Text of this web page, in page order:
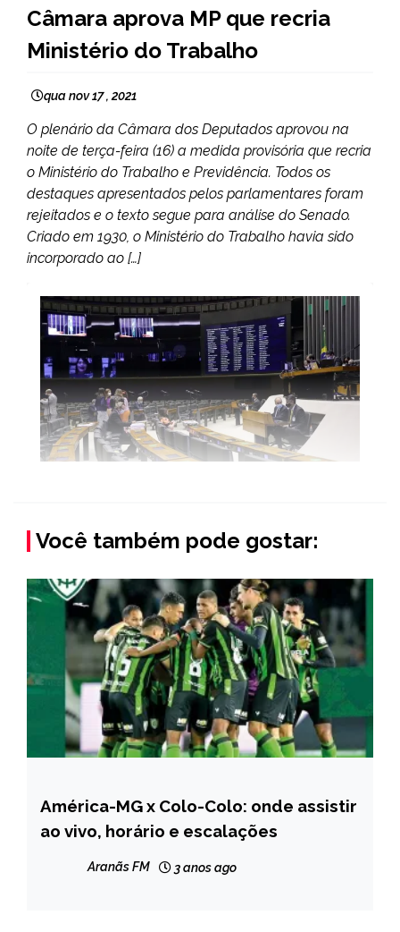
NOTÍCIAS
Câmara aprova MP que recria
Ministério do Trabalho
qua nov 17 , 2021
O plenário da Câmara dos Deputados aprovou na
noite de terça-feira (16) a medida provisória que recria
o Ministério do Trabalho e Previdência. Todos os
destaques apresentados pelos parlamentares foram
rejeitados e o texto segue para análise do Senado.
Criado em 1930, o Ministério do Trabalho havia sido
incorporado ao […]
Você também pode gostar:
ESPORTES
América-MG x Colo-Colo: onde assistir
ao vivo, horário e escalações
Aranãs FM 3 anos ago